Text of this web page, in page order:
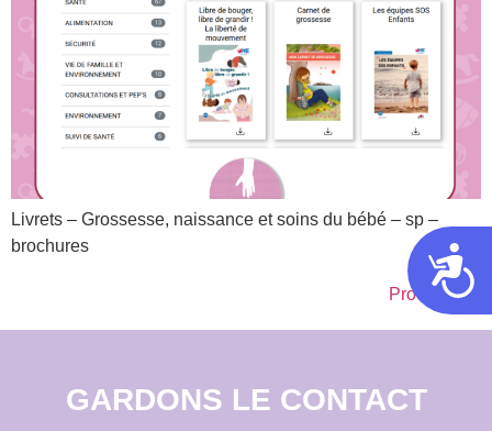
Livrets – Grossesse, naissance et soins du bébé – sp –
brochures
Prochain→
GARDONS LE CONTACT